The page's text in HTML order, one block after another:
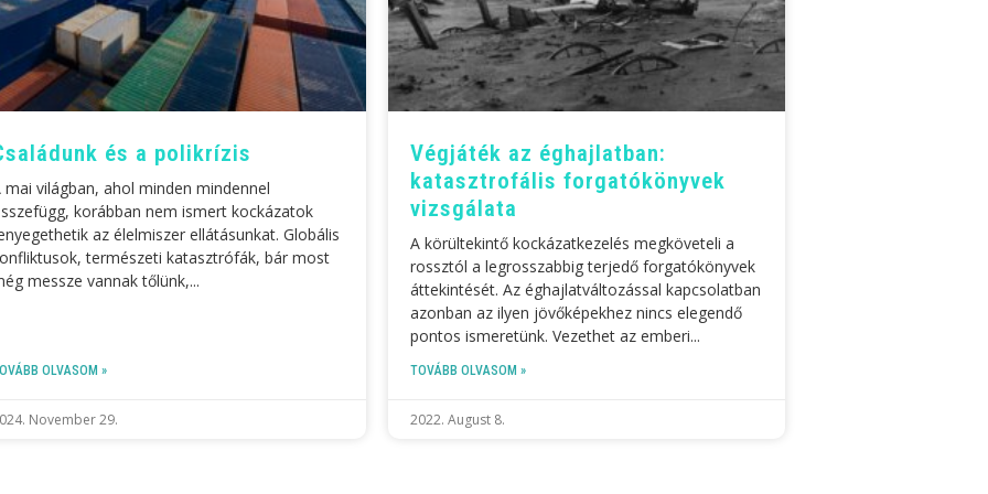
és a polikrízis
mai világban, ahol minden mindennel
korábban nem ismert kockázatok
az élelmiszer ellátásunkat. Globális
természeti katasztrófák, bár most
messze vannak tőlünk,
OLVASOM »
November 29.
Végjáték az éghajlatban:
katasztrofális forgatókönyvek
vizsgálata
A körültekintő kockázatkezelés megköveteli a
rossztól a legrosszabbig terjedő forgatókönyvek
áttekintését. Az éghajlatváltozással kapcsolatban
azonban az ilyen jövőképekhez nincs elegendő
pontos ismeretünk. Vezethet az emberi
TOVÁBB OLVASOM »
2022. August 8.